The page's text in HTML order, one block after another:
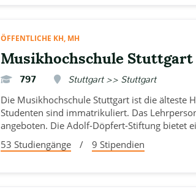
ÖFFENTLICHE KH, MH
Musikhochschule Stuttgart
797 Stuttgart >> Stuttgart
Die Musikhochschule Stuttgart ist die älteste
Studenten sind immatrikuliert. Das
angeboten. Die Adolf-Döpfert-Stiftung bietet
53 Studiengänge
/ 9 Stipendien